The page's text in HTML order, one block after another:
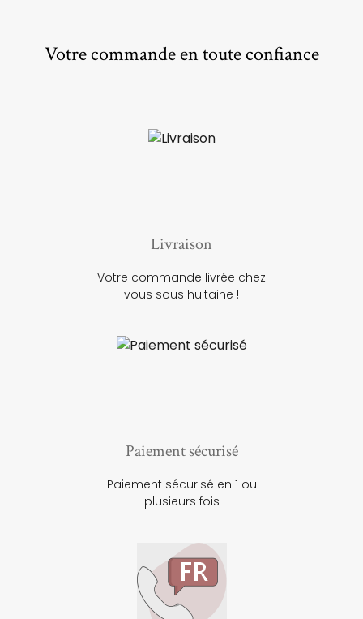
Votre commande en toute confiance
Livraison
Votre commande livrée chez
vous sous huitaine !
Paiement sécurisé
Paiement sécurisé en 1 ou
plusieurs fois